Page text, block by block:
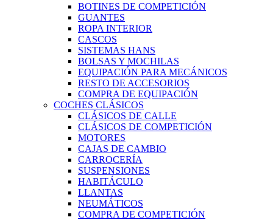
BOTINES DE COMPETICIÓN
GUANTES
ROPA INTERIOR
CASCOS
SISTEMAS HANS
BOLSAS Y MOCHILAS
EQUIPACIÓN PARA MECÁNICOS
RESTO DE ACCESORIOS
COMPRA DE EQUIPACIÓN
COCHES CLÁSICOS
CLÁSICOS DE CALLE
CLÁSICOS DE COMPETICIÓN
MOTORES
CAJAS DE CAMBIO
CARROCERÍA
SUSPENSIONES
HABITÁCULO
LLANTAS
NEUMÁTICOS
COMPRA DE COMPETICIÓN